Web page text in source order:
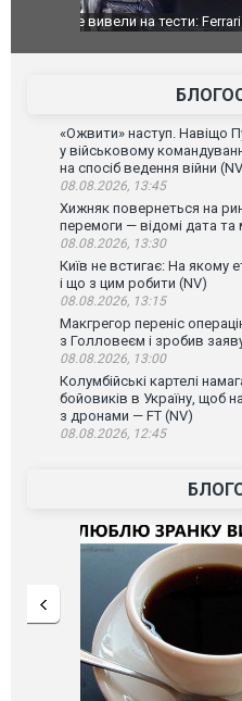
Вийшов трейлер нової
«Ожвити» наступ. Навіщо
у військовому
на спосіб ведення війни
08.08.2026, 13:45
Хижняк повернеться на
перемоги — відомі дата та
08.08.2026, 13:30
Київ не встигає: На якому
і що з цим робити (NV)
08.08.2026, 13:15
Макгрегор переніс
з Голловеєм і зробив
08.08.2026, 13:00
Колумбійські картелі
бойовиків в Україну, щоб
з дронами — FT (NV)
08.08.2026, 12:45